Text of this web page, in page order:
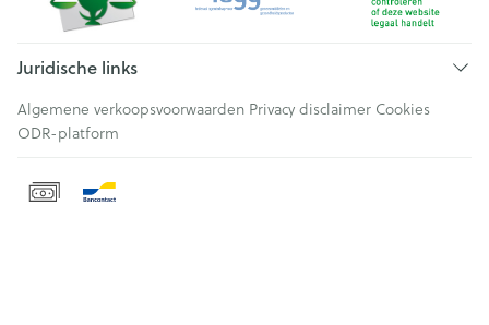
Juridische links
Algemene verkoopsvoorwaarden Privacy disclaimer Cookies
ODR-platform